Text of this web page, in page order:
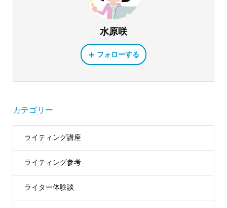
水原咲
フォローする
カテゴリー
ライティング講座
ライティング参考
ライター体験談